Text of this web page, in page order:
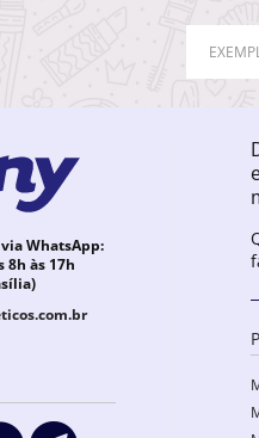
WhatsApp:
8h às 17h